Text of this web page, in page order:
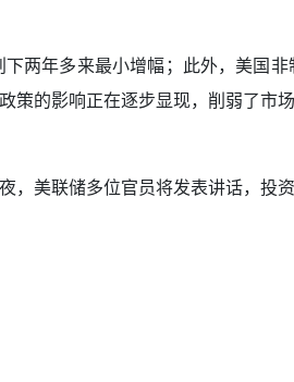
两年多来最小增幅；此外，美国
的影响正在逐步显现，削弱了市
美联储多位官员将发表讲话，投